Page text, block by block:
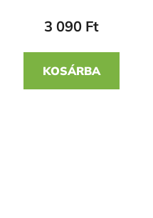
3 090 Ft
KOSÁRBA